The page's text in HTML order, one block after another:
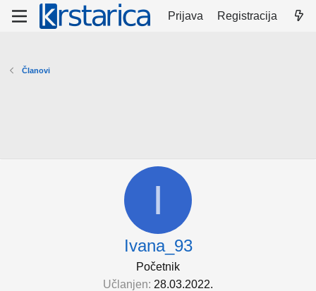
Prijava Registracija
Članovi
I
Ivana_93
Početnik
Učlanjen 28.03.2022.